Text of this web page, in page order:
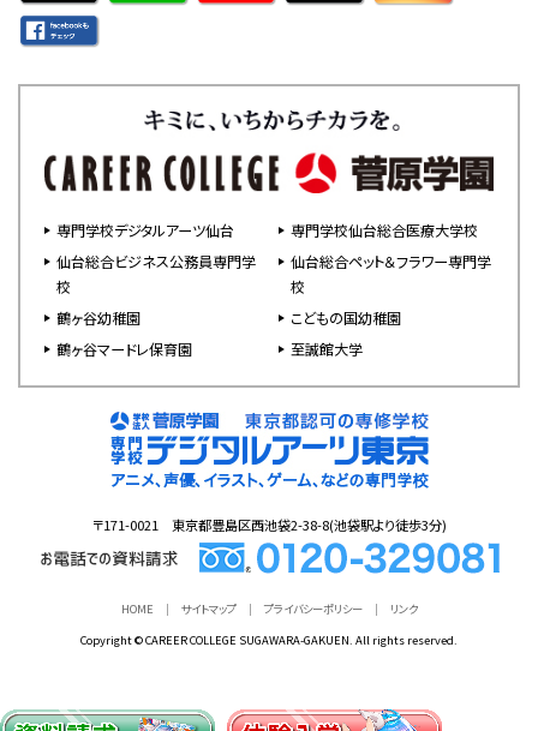
専門学校デジタルアーツ仙台
専門学校仙台総合医療大学校
仙台総合ビジネス公務員専門学
校
仙台総合ペット＆フラワー専門学
校
鶴ヶ谷幼稚園
こどもの国幼稚園
鶴ヶ谷マードレ保育園
至誠館大学
〒171-0021 東京都豊島区西池袋2-38-8(池袋駅より徒歩3分)
Copyright © CAREER COLLEGE SUGAWARA-GAKUEN. All rights reserved.
HOME サイトマップ プライバシーポリシー リンク